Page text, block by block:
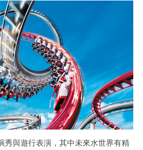
秀與遊行表演，其中未來水世界有精